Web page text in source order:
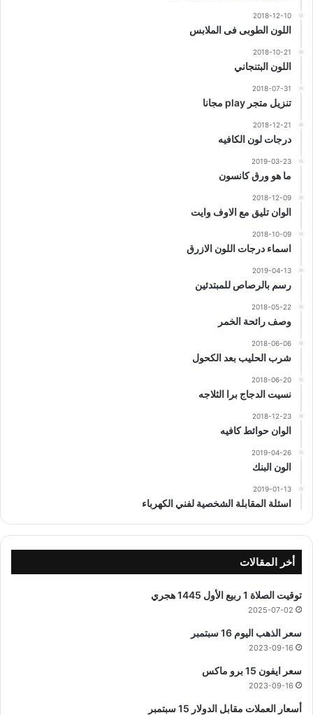
2018-12-10
اللون الطوبى فى الملابس
2018-10-21
اللون البتنجاني
2018-07-31
تنزيل متجر play مجانا
2018-12-21
درجات لون الكافيه
2019-03-23
ما هو ورق كانسون
2018-12-09
الوان تليق مع الاوف وايت
2018-10-09
اسماء درجات اللون الازرق
2019-04-13
رسم بالرصاص للمبتدئين
2018-05-22
وصف رائحة الخمر
2018-06-06
شرب الحليب بعد الكحول
2018-06-20
نسيت الدجاج برا الثلاجه
2018-12-23
الوان حوائط كافيه
2019-04-26
الون البنك
2019-01-13
اسئلة المقابلة الشخصية لفني الكهرباء
أخر المقالات
توقيت الصلاة 1 ربيع الأول 1445 هجري
2025-07-02
سعر الذهب اليوم 16 سبتمبر
2023-09-16
سعر ايفون 15 برو ماكس
2023-09-16
أسعار العملات مقابل الدولار 15 سبتمبر